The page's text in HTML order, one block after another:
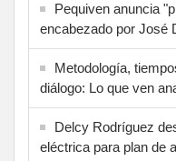
Pequiven anuncia
encabezado por José
Metodología,
diálogo: Lo que ven
Delcy Rodríguez
eléctrica para plan de